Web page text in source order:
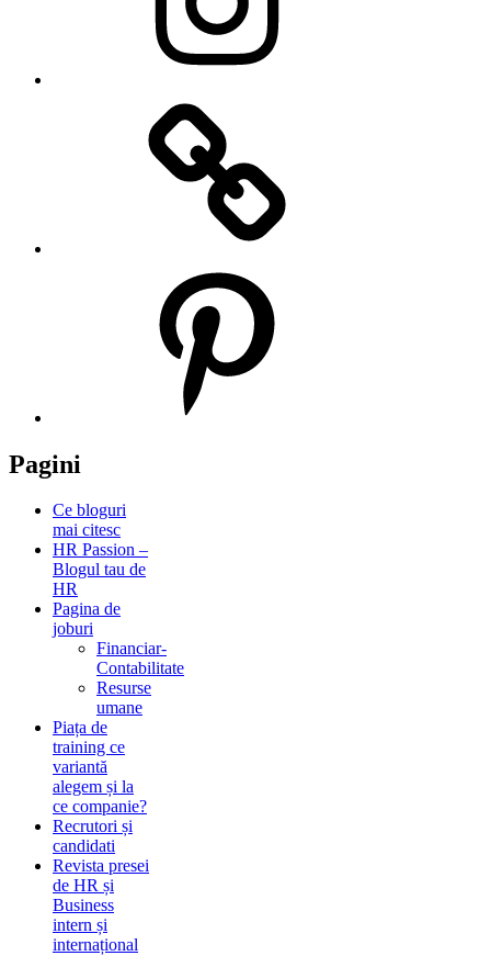
Pagini
Ce bloguri
mai citesc
HR Passion –
Blogul tau de
HR
Pagina de
joburi
Financiar-
Contabilitate
Resurse
umane
Piața de
training ce
variantă
alegem și la
ce companie?
Recrutori și
candidati
Revista presei
de HR și
Business
intern și
internațional